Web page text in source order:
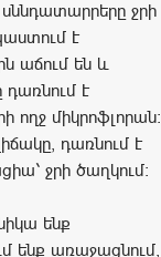
ջրի
է
աճում են և
դառնում է
ողջ միկրոֆլորան։
դառնում է
ջրի ծաղկում։
ենք
ենք առաջացնում,